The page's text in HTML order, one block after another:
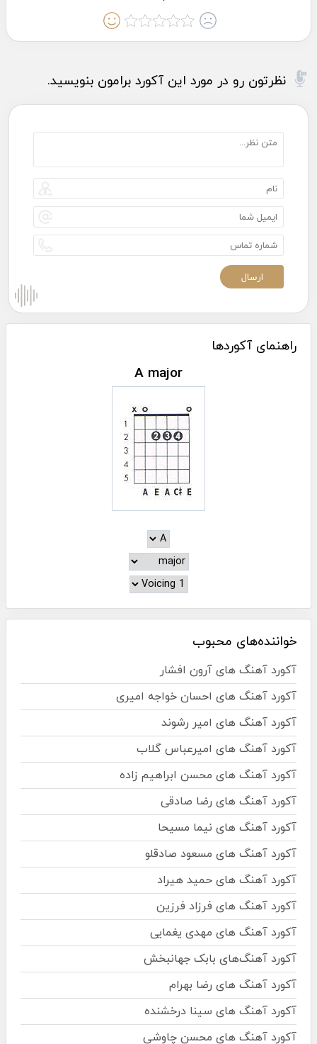
نظرتون رو در مورد این آکورد برامون بنویسید.
راهنمای آکوردها
A major
خواننده‌های محبوب
آکورد آهنگ های آرون افشار
آکورد آهنگ های احسان خواجه امیری
آکورد آهنگ های امیر رشوند
آکورد آهنگ های امیرعباس گلاب
آکورد آهنگ های محسن ابراهیم زاده
آکورد آهنگ های رضا صادقی
آکورد آهنگ های نیما مسیحا
آکورد آهنگ های مسعود صادقلو
آکورد آهنگ های حمید هیراد
آکورد آهنگ های فرزاد فرزین
آکورد آهنگ های مهدی یغمایی
آکورد آهنگ‌های بابک جهانبخش
آکورد آهنگ های رضا بهرام
آکورد آهنگ های سینا درخشنده
آکورد آهنگ های محسن چاوشی